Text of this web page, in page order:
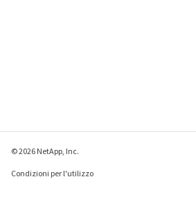
© 2026 NetApp, Inc.
Condizioni per l'utilizzo